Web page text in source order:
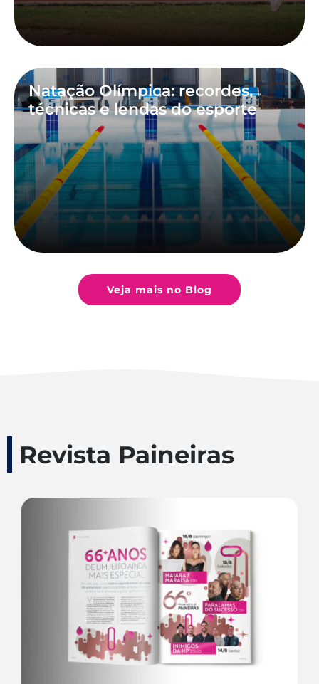
Natação Olímpica: recordes,
técnicas e lendas do esporte
Veja mais no Blog
Revista Paineiras